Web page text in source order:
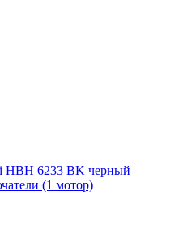
HBH 6233 BK черный
(1 мотор)